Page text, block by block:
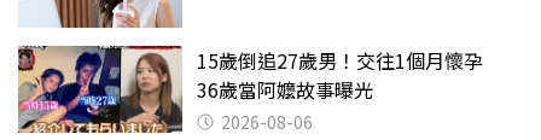
15歲倒追27歲男！交往1個月懷孕
36歲當阿嬤故事曝光
2026-08-06